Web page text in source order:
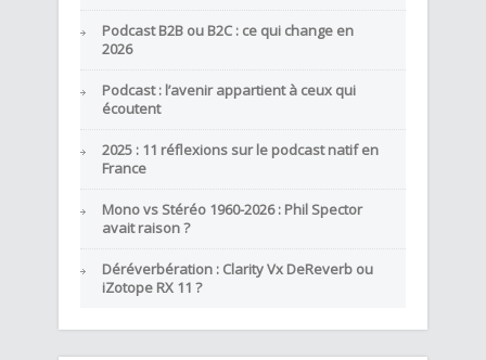
Podcast B2B ou B2C : ce qui change en
2026
Podcast : l’avenir appartient à ceux qui
écoutent
2025 : 11 réflexions sur le podcast natif en
France
Mono vs Stéréo 1960-2026 : Phil Spector
avait raison ?
Déréverbération : Clarity Vx DeReverb ou
iZotope RX 11 ?